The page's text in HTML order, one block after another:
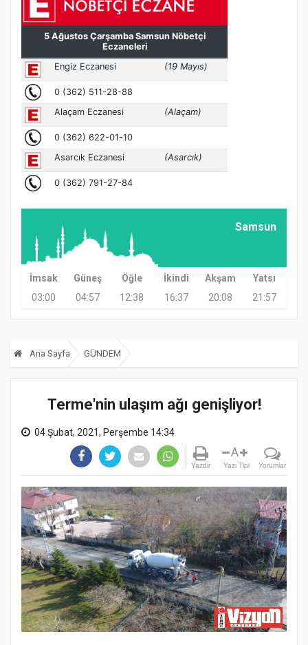
Samsun
İmsak Güneş Öğle İkindi Akşam
Yatsı
03:00
04:57 12:38 16:37 20:08 21:57
Ana Sayfa GÜNDEM
Terme'nin ulaşım ağı genişliyor!
04 Şubat, 2021, Perşembe 14:34
Yazdır
A
Yazı Tipi Yorumlar